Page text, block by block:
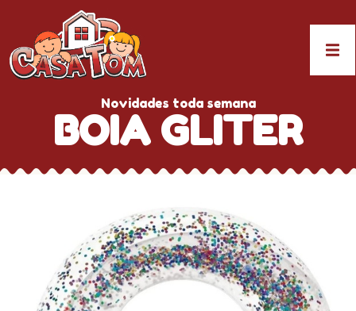
Novidades toda semana
BOIA GLITER